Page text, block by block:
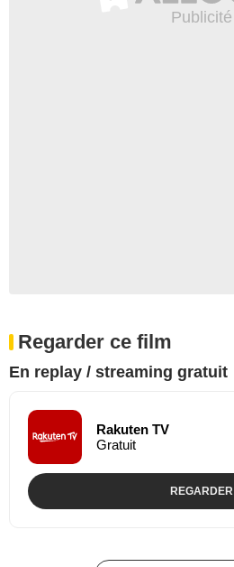
Regarder ce film
En replay / streaming gratuit
Rakuten TV
Gratuit
REGARDER